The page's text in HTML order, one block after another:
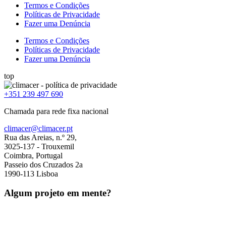
Termos e Condições
Políticas de Privacidade
Fazer uma Denúncia
Termos e Condições
Políticas de Privacidade
Fazer uma Denúncia
top
+351 239 497 690
Chamada para rede fixa nacional
climacer@climacer.pt
Rua das Areias, n.º 29,
3025-137 - Trouxemil
Coimbra, Portugal
Passeio dos Cruzados 2a
1990-113 Lisboa
Algum projeto em mente?